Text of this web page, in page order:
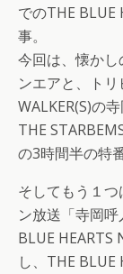
でのTHE BLUE
事。
今回は、懐か
ンエアと、ト
WALKER(S)の
THE
の3時間半の特
そしてもう１
ン放送「寺岡
BLUE
し、THE BLUE